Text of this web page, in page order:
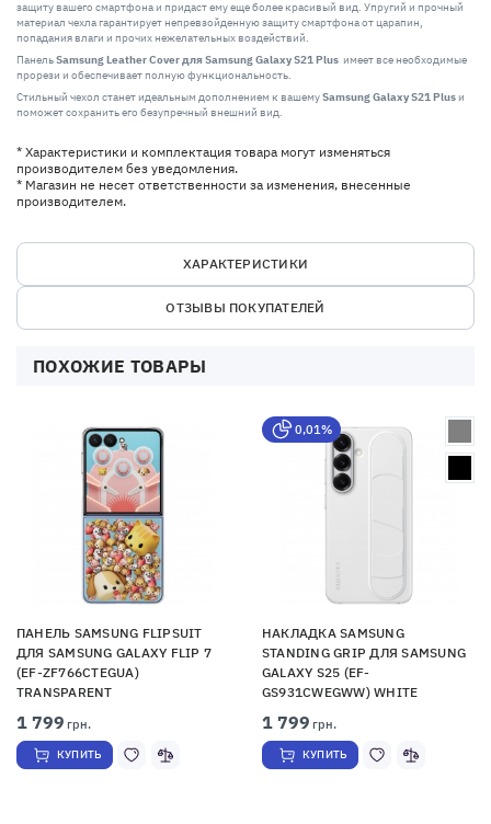
защиту вашего смартфона и придаст ему еще более красивый вид. Упругий и прочный
материал чехла гарантирует непревзойденную защиту смартфона от царапин,
попадания влаги и прочих нежелательных воздействий.
ПанельSamsung Leather Cover для Samsung Galaxy S21 Plus имеет все необходимые
прорези и обеспечивает полную функциональность.
Стильный чехол станет идеальным дополнением к вашемуSamsung Galaxy S21 Plus и
поможет сохранить его безупречный внешний вид.
* Характеристики и комплектация товара могут изменяться
производителем без уведомления.
* Магазин не несет ответственности за изменения, внесенные
производителем.
ХАРАКТЕРИСТИКИ
ОТЗЫВЫ ПОКУПАТЕЛЕЙ
ПОХОЖИЕ ТОВАРЫ
ПАНЕЛЬ SAMSUNG FLIPSUIT
ДЛЯ SAMSUNG GALAXY FLIP 7
(EF-ZF766CTEGUA)
TRANSPARENT
1 799 грн.
КУПИТЬ
0,01%
НАКЛАДКА SAMSUNG
STANDING GRIP ДЛЯ SAMSUNG
GALAXY S25 (EF-
GS931CWEGWW) WHITE
1 799 грн.
КУПИТЬ